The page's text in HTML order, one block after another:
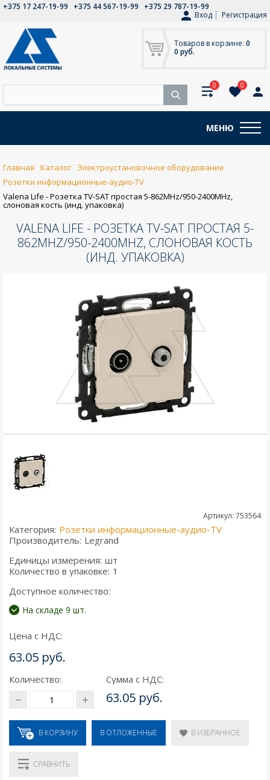
+375 17 247-19-99 +375 44 567-19-99
+375 29 787-19-99
Вход
Регистрация
Товаров в корзине: 0
0 руб.
0 0
МЕНЮ
Главная Каталог
Электроустановочное оборудование
Розетки информационные-аудио-TV
Valena Life - Розетка TV-SAT простая 5-862MHz/950-2400MHz,
слоновая кость (инд. упаковка)
VALENA LIFE - РОЗЕТКА TV-SAT ПРОСТАЯ 5-
862MHZ/950-2400MHZ, СЛОНОВАЯ КОСТЬ
(ИНД. УПАКОВКА)
Артикул: 753564
Категория: Розетки информационные-аудио-TV
Производитель: Legrand
Единицы измерения: шт
Количество в упаковке: 1
Доступное количество:
На складе 9 шт.
Цена с НДС:
63.05 руб.
Количество: Сумма с НДС:
63.05 руб.
В КОРЗИНУ В ОТЛОЖЕННЫЕ В ИЗБРАННОЕ
СРАВНИТЬ